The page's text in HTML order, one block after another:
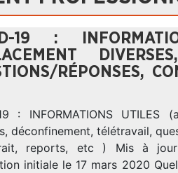
19 :
RÉPONSES,
: INFORMATIONS UTILES
déconfinement, télétravail,
reports, etc ) Mis à
initiale le 17 mars 2020